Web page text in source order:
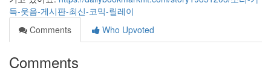
득-웃음-게시판-최신-코믹-릴레이
Comments
Who Upvoted
Comments